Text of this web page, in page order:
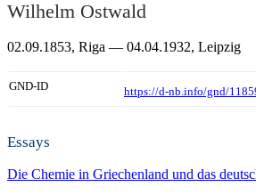
Wilhelm Ostwald
02.09.1853, Riga — 04.04.1932, Leipzig
GND-ID https://d-nb.info/gnd/
Essays
Die Chemie in Griechenland und das